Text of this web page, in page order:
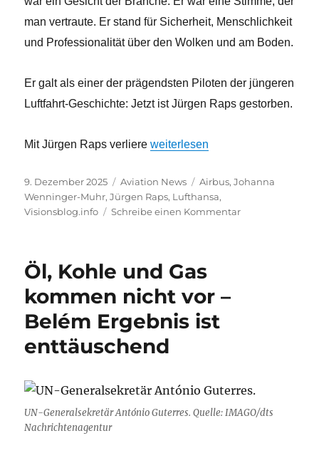
man vertraute. Er stand für Sicherheit, Menschlichkeit
und Professionalität über den Wolken und am Boden.
Er galt als einer der prägendsten Piloten der jüngeren
Luftfahrt-Geschichte: Jetzt ist Jürgen Raps gestorben.
Mit Jürgen Raps verliere„Die Luftfahrt trauert um
weiterlesen
Veröffentlicht
am
9. Dezember 2025 Kategorien
Aviation News Schlagwörter
Airbus,Johanna
Wenninger-Muhr,Jürgen Raps, Lufthansa,
Visionsblog.info
Schreibe einen Kommentarzu
Öl, Kohle und Gas
kommen nicht vor –
Belém Ergebnis ist
enttäuschend
UN-Generalsekretär António Guterres. Quelle: IMAGO/dts
Nachrichtenagentur